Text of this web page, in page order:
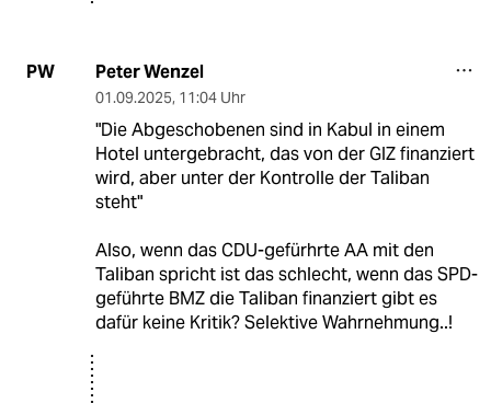
PW Peter Wenzel
01.09.2025, 11:04 Uhr
"Die Abgeschobenen sind in Kabul in einem
Hotel untergebracht, das von der GIZ finanziert
wird, aber unter der Kontrolle der Taliban
steht"
Also, wenn das CDU-gefürhrte AA mit den
Taliban spricht ist das schlecht, wenn das SPD-
geführte BMZ die Taliban finanziert gibt es
dafür keine Kritik? Selektive Wahrnehmung..!